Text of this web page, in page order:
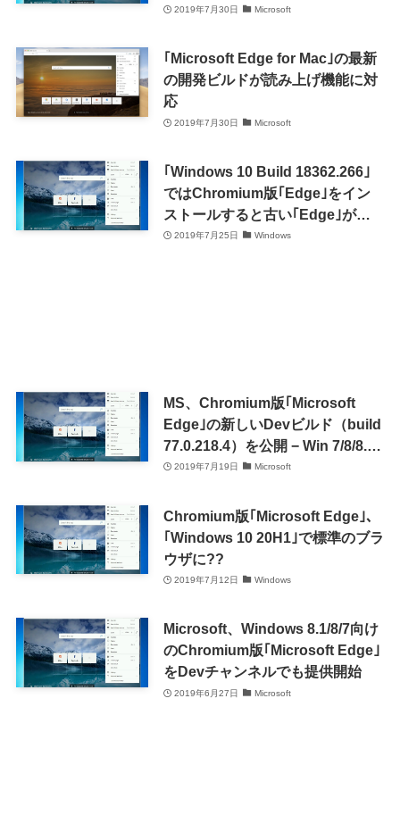
2019年7月30日 Microsoft
｢Microsoft Edge for Mac｣の最新
の開発ビルドが読み上げ機能に対
応
2019年7月30日 Microsoft
｢Windows 10 Build 18362.266｣
ではChromium版｢Edge｣をイン
ストールすると古い｢Edge｣が非
表示に
2019年7月25日 Windows
MS、Chromium版｢Microsoft
Edge｣の新しいDevビルド（build
77.0.218.4）を公開 − Win 7/8/8.1
でダークモードをサポート
2019年7月19日 Microsoft
Chromium版｢Microsoft Edge｣、
｢Windows 10 20H1｣で標準のブラ
ウザに??
2019年7月12日 Windows
Microsoft、Windows 8.1/8/7向け
のChromium版｢Microsoft Edge｣
をDevチャンネルでも提供開始
2019年6月27日 Microsoft